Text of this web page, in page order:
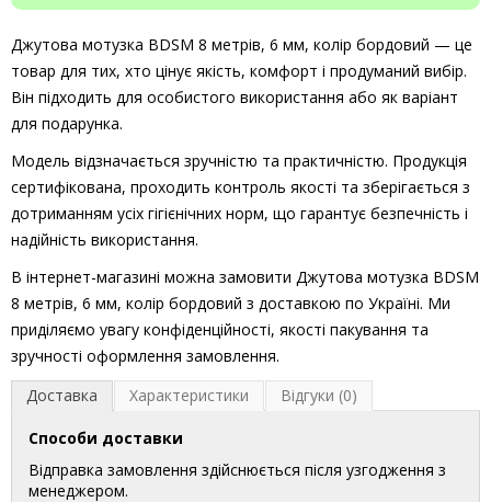
Джутова мотузка BDSM 8 метрів, 6 мм, колір бордовий — це
товар для тих, хто цінує якість, комфорт і продуманий вибір.
Він підходить для особистого використання або як варіант
для подарунка.
Модель відзначається зручністю та практичністю. Продукція
сертифікована, проходить контроль якості та зберігається з
дотриманням усіх гігієнічних норм, що гарантує безпечність і
надійність використання.
В інтернет-магазині можна замовити Джутова мотузка BDSM
8 метрів, 6 мм, колір бордовий з доставкою по Україні. Ми
приділяємо увагу конфіденційності, якості пакування та
зручності оформлення замовлення.
Доставка
Характеристики Відгуки (0)
Способи доставки
Відправка замовлення здійснюється після узгодження з
менеджером.